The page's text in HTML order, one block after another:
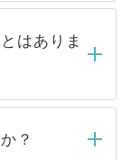
連絡をせて
待ちくださ
いる求人の
覧いただ
公開求人は
公開してい
ある医療機
はありま
切ありませ
をいただい
？